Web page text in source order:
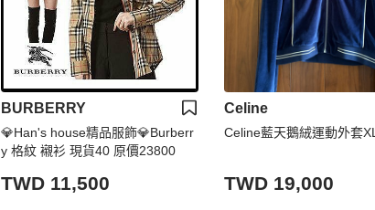
BURBERRY
💎Han's house精品服飾💎Burberr
y 格紋 襯衫 現貨40 原價23800
TWD 11,500
Celine
Celine藍天鵝絨運動外套XL
TWD 19,000